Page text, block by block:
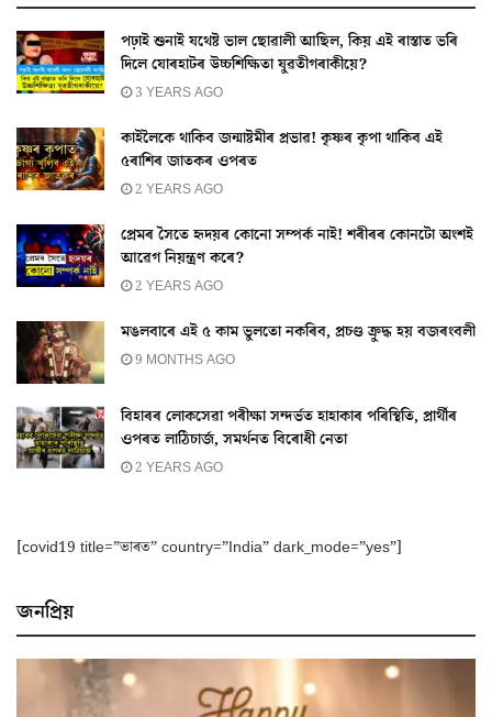
পঢ়াই শুনাই যথেষ্ট ভাল ছোৱালী আছিল, কিয় এই ৰাস্তাত ভৰি
দিলে যোৰহাটৰ উচ্চশিক্ষিতা যুৱতীগৰাকীয়ে?
3 YEARS AGO
কাইলৈকে থাকিব জন্মাষ্টমীৰ প্ৰভাৱ! কৃষ্ণৰ কৃপা থাকিব এই
৫ৰাশিৰ জাতকৰ ওপৰত
2 YEARS AGO
প্ৰেমৰ সৈতে হৃদয়ৰ কোনো সম্পৰ্ক নাই! শৰীৰৰ কোনটো অংশই
আৱেগ নিয়ন্ত্ৰণ কৰে?
2 YEARS AGO
মঙলবাৰে এই ৫ কাম ভুলতো নকৰিব, প্ৰচণ্ড ক্ৰুদ্ধ হয় বজৰংবলী
9 MONTHS AGO
বিহাৰৰ লোকসেৱা পৰীক্ষা সন্দৰ্ভত হাহাকাৰ পৰিস্থিতি, প্ৰাৰ্থীৰ
ওপৰত লাঠিচাৰ্জ, সমৰ্থনত বিৰোধী নেতা
2 YEARS AGO
[covid19 title=”ভাৰত” country=”India” dark_mode=”yes”]
জনপ্ৰিয়